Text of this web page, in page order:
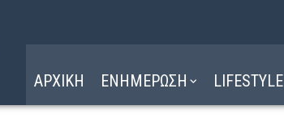
ΑΡΧΙΚΗ ΕΝΗΜΕΡΩΣΗ LIFESTYLE